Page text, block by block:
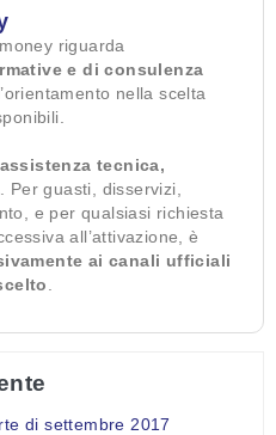
riguarda
e di consulenza
nella scelta
tecnica,
. Per guasti, disservizi,
e per qualsiasi richiesta
all’attivazione, è
ai canali ufficiali
di settembre 2017